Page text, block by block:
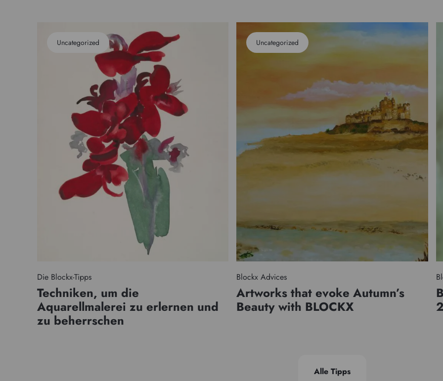
Uncategorized
Die Blockx-Tipps
Techniken, um die
Aquarellmalerei zu erlernen und
zu beherrschen
Uncategorized
Blockx Advices
Artworks that evoke Autumn’s
Beauty with BLOCKX
Alle Tipps